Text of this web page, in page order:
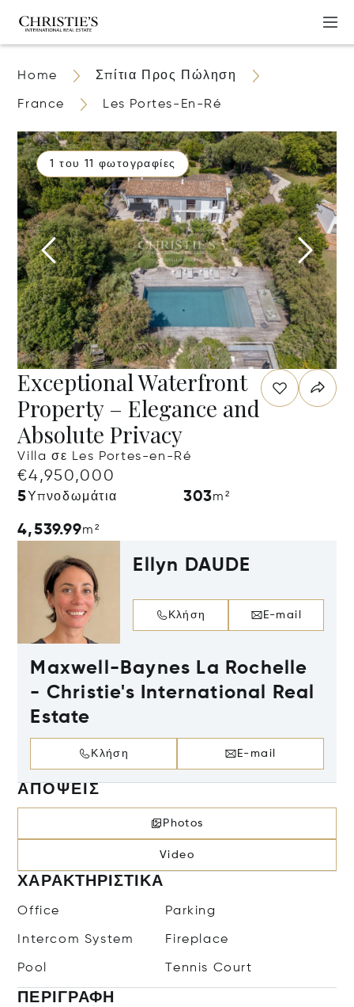
Home Σπίτια Προς Πώληση
France Les Portes-En-Ré
1 του 11 φωτογραφίες
Exceptional Waterfront
Property – Elegance and
Absolute Privacy
Villa σε Les Portes-en-Ré
€4,950,000
5 Υπνοδωμάτια 303m²
4,539.99m²
Ellyn DAUDE
Κλήση E-mail
Maxwell-Baynes La Rochelle
- Christie's International Real
Estate
Κλήση E-mail
ΑΠΌΨΕΙΣ
Photos
Video
ΧΑΡΑΚΤΗΡΙΣΤΙΚΆ
Office Parking
Intercom System Fireplace
Pool Tennis Court
ΠΕΡΙΓΡΑΦΉ